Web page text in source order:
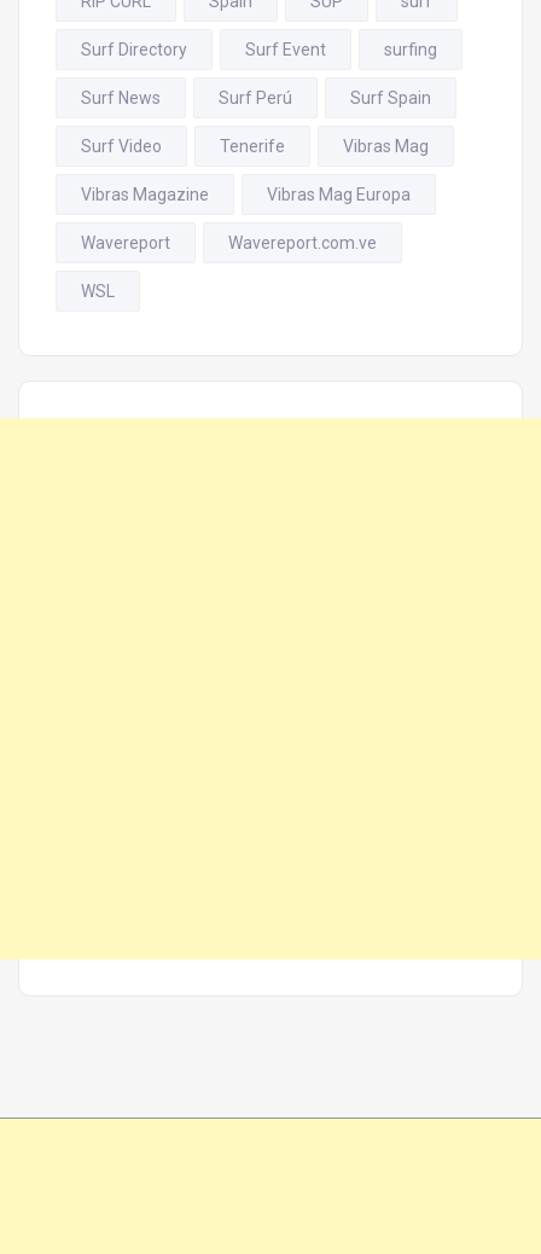
Surf Directory Surf Event surfing
Surf News Surf Perú Surf Spain
Surf Video Tenerife Vibras Mag
Vibras Magazine Vibras Mag Europa
Wavereport Wavereport.com.ve
WSL